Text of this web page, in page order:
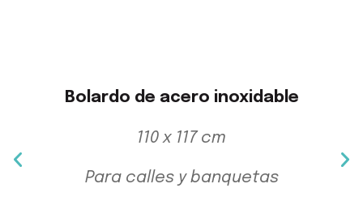
Bolardo de acero inoxidable
110 x 117 cm
Para calles y banquetas